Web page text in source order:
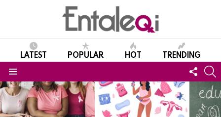
LATEST POPULAR HOT TRENDING
US
LATEST
STORIES